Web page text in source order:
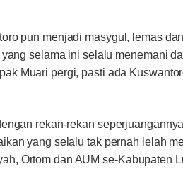
pun menjadi masygul, lemas
selama ini selalu menemani
Muari pergi, pasti ada
rekan-rekan
yang selalu tak pernah lelah
Ortom dan AUM se-Kabupaten